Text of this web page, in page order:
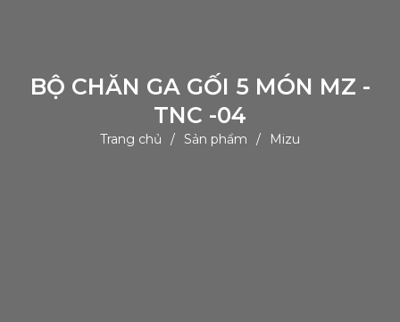
BỘ CHĂN GA GỐI 5 MÓN MZ -
TNC -04
Trang chủ Sản phẩm Mizu